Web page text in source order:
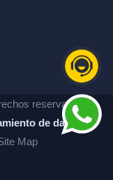
reservados. |
de datos
Map